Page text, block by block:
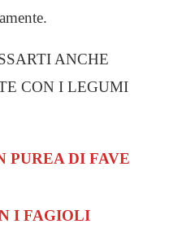
ANCHE
CON I LEGUMI
PUREA DI FAVE
I FAGIOLI